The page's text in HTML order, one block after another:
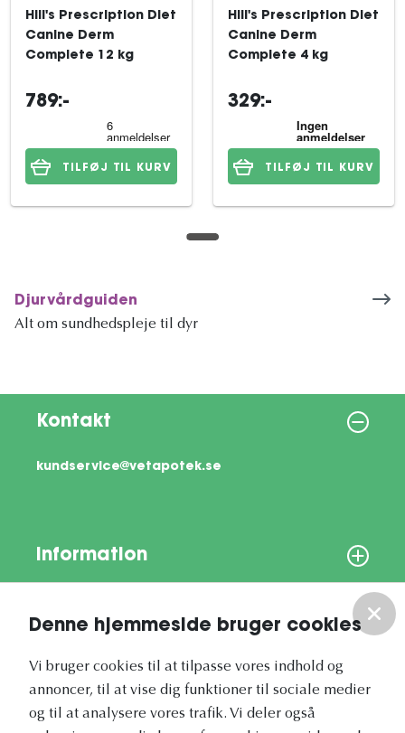
Denne hjemmeside bruger cookies
Vi bruger cookies til at tilpasse vores indhold og
annoncer, til at vise dig funktioner til sociale medier
og til at analysere vores trafik. Vi deler også
Hill's Prescription Diet
Canine Derm
Complete 12 kg
789:-
TILFØJ TIL KURV
Hill's Prescription Diet
Canine Derm
Complete 4 kg
329:-
TILFØJ TIL KURV
Djurvårdguiden
Alt om sundhedspleje til dyr
Kontakt
kundservice@vetapotek.se
Information
Vores nyhedsbrev